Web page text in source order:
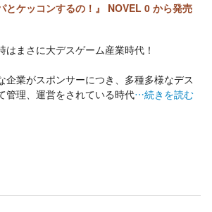
とケッコンするの！』 NOVEL 0 から発売
まさに大デスゲーム産業時代！
業がスポンサーにつき、多種多様なデス
管理、運営をされている時代…続きを読む